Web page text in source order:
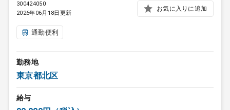
300424050
2026年06月18日更新
お気に入りに追加
通勤便利
勤務地
東京都北区
給与